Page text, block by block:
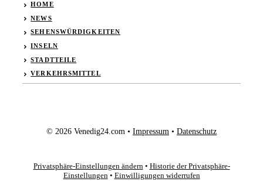
HOME
NEWS
SEHENSWÜRDIGKEITEN
INSELN
STADTTEILE
VERKEHRSMITTEL
© 2026 Venedig24.com • Impressum • Datenschutz
Privatsphäre-Einstellungen ändern • Historie der Privatsphäre-
Einstellungen • Einwilligungen widerrufen